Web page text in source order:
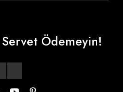
Ödemeyin!